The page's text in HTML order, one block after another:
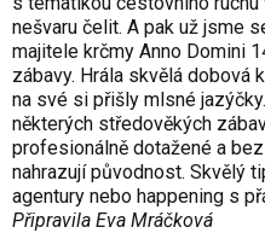
nešvaru čelit. A pak už jsme
majitele krčmy Anno Domini
zábavy. Hrála skvělá dobová
na své si přišly mlsné
některých středověkých
profesionálně dotažené a
nahrazují původnost. Skvělý
agentury nebo happening s
Připravila Eva Mráčková